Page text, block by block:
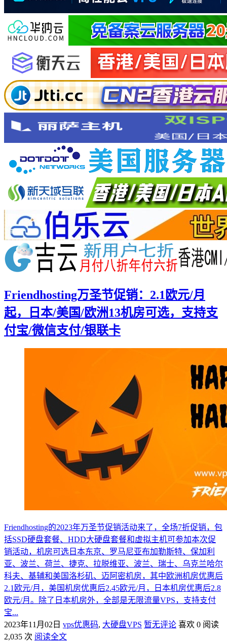
Friendhosting万圣节促销：2.1欧元/月
起，日本/美国/欧洲13机房可选，支持支
付宝/微信支付/银联卡
Friendhosting的2023年万圣节促销活动来了，全场7折促销，包
括SSD硬盘套餐、HDD大硬盘套餐和虚拟主机可参加本次促
销活动，机房可选日本东京、罗马尼亚布加勒斯特、保加利
亚、波兰、荷兰、捷克、拉脱维亚、波兰、瑞士、乌克兰哈尔
科夫、基辅和美国洛杉矶、迈阿密机房，其中欧洲机房优惠后
2.1欧元/月，美国机房优惠后2.45欧元/月，日本机房优惠后2.8
欧元/月。除了日本机房外，全部是无限流量VPS，支持支付
宝...
2023年11月02日 vps优惠码, 大硬盘VPS 暂无评论 喜欢 0 阅读
2,035 次 阅读全文